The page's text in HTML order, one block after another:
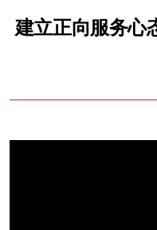
建立正向服务心